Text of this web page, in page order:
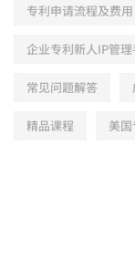
专利申请流程及费用
企业专利新人IP管
常见问题解答
精品课程 美